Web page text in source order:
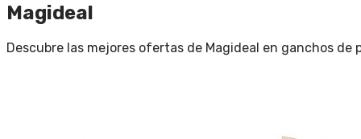
Magideal
Descubre las mejores ofertas de Magideal en ganchos de